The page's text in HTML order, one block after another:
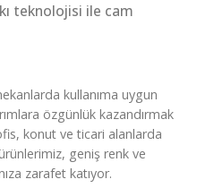
teknolojisi ile cam
kullanıma uygun
özgünlük kazandırmak
konut ve ticari alanlarda
geniş renk ve
zarafet katıyor.